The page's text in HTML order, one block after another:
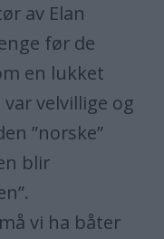
av Elan
før de
en lukket
velvillige og
”norske”
blir
vi ha båter